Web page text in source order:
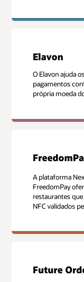
Elavon
O Elavon ajuda
pagamentos
própria moeda
A plataforma
FreedomPay
restaurantes
NFC validados
Future